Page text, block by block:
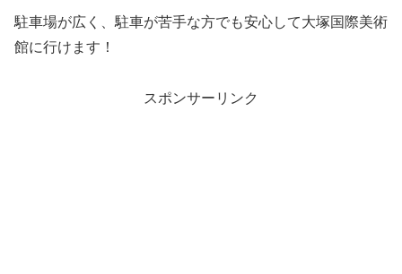
駐車場が広く、駐車が苦手な方でも安心して大塚国際美術
館に行けます！
スポンサーリンク